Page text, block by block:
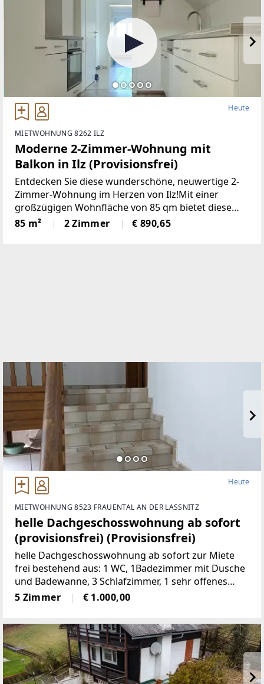
Heute
MIETWOHNUNG 8262 ILZ
Moderne 2-Zimmer-Wohnung mit
Balkon in Ilz (Provisionsfrei)
Entdecken Sie diese wunderschöne, neuwertige 2-
Zimmer-Wohnung im Herzen von Ilz!Mit einer
großzügigen Wohnfläche von 85 qm bietet diese
Wohnung den idealen Raumfür Singles oder Paare.
Die lichtdurchfluteten Räume überzeugen durch
85 m² 2 Zimmer € 890,65
Heute
MIETWOHNUNG 8523 FRAUENTAL AN DER LASSNITZ
helle Dachgeschosswohnung ab sofort
(provisionsfrei) (Provisionsfrei)
helle Dachgeschosswohnung ab sofort zur Miete
frei bestehend aus: 1 WC, 1Badezimmer mit Dusche
und Badewanne, 3 Schlafzimmer, 1 sehr offenes
Wohnzimmermit Balkon und Kachelofen, 1 voll
möbelierte Küche, 1 Abstellraum,
5 Zimmer € 1.000,00